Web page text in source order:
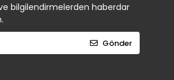
bilgilendirmelerden haberdar
Gönder